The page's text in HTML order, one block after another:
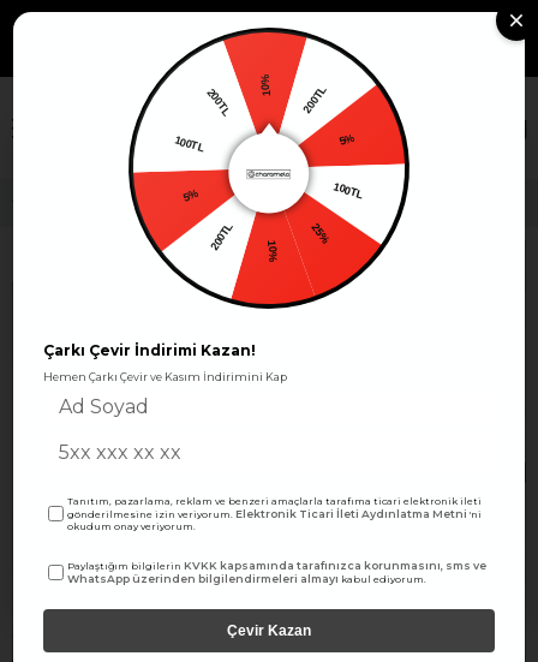
Whatsapp Sipariş: +90 530
799TL VE ÜZERİ KARGO
ÜCRETSİZ!
Sipariş
10% 200TL
100TL
25%
10%
200TL
5%
100TL
200TL
Çarkı Çevir İndirimi Kazan!
Hemen Çarkı Çevir ve Kasım İndirimini Kap
Tanıtım, pazarlama, reklam ve benzeri amaçlarla tarafıma ticari elektronik ileti
gönderilmesine izin veriyorum.Elektronik Ticari İleti Aydınlatma Metni 'ni
okudum onay veriyorum.
Paylaştığım bilgilerinKVKK kapsamında tarafınızca korunmasını, sms ve
WhatsApp üzerinden bilgilendirmeleri almayı kabul ediyorum.
Çevir Kazan